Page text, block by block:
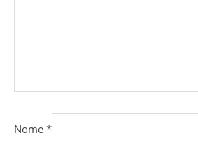
Nome *